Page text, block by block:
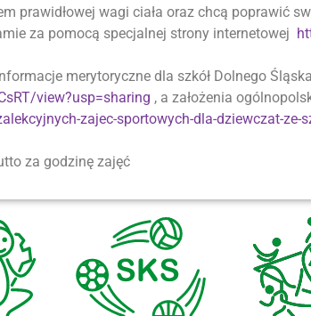
prawidłowej wagi ciała oraz chcą poprawić
za pomocą specjalnej strony internetowej
merytoryczne dla szkół Dolnego
view?usp=sharing , a założenia
zajec-sportowych-dla-dziewczat-ze-
za godzinę zajęć